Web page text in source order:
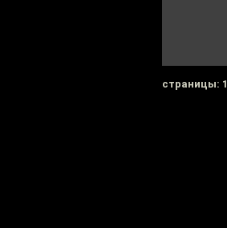
cтраницы: 1